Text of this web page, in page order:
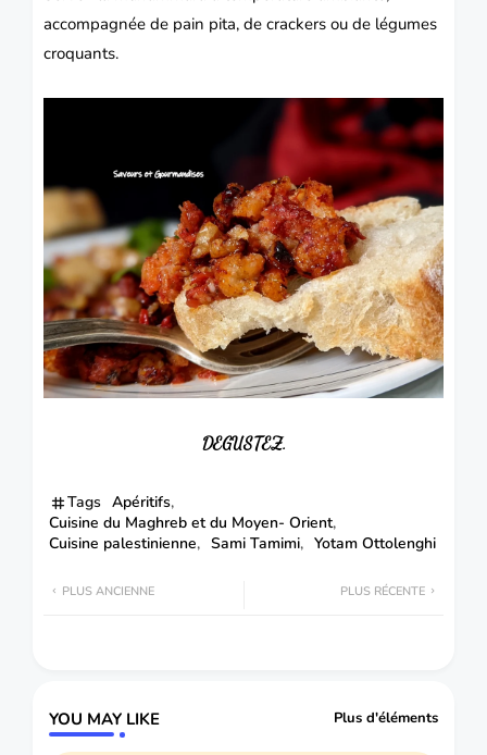
accompagnée de pain pita, de crackers ou de légumes
croquants.
DEGUSTEZ.
Tags Apéritifs
Cuisine du Maghreb et du Moyen- Orient
Cuisine palestinienne
Sami Tamimi Yotam Ottolenghi
PLUS RÉCENTE
PLUS ANCIENNE
YOU MAY LIKE Plus d'éléments